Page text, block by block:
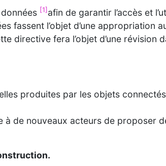
[1] afin de garantir l’accès et
fassent l’objet d’une appropriation
directive fera l’objet d’une révision
produites par les objets
de nouveaux acteurs de proposer